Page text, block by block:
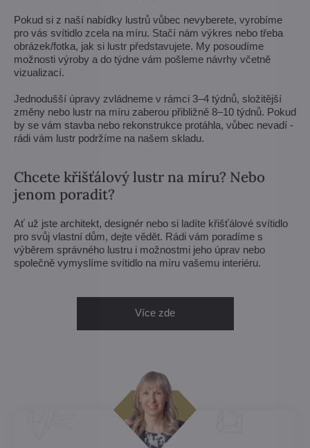
Pokud si z naší nabídky lustrů vůbec nevyberete, vyrobíme
pro vás svítidlo zcela na míru. Stačí nám výkres nebo třeba
obrázek/fotka, jak si lustr představujete. My posoudíme
možnosti výroby a do týdne vám pošleme návrhy včetně
vizualizací.
Jednodušší úpravy zvládneme v rámci 3–4 týdnů, složitější
změny nebo lustr na míru zaberou přibližně 8–10 týdnů. Pokud
by se vám stavba nebo rekonstrukce protáhla, vůbec nevadí -
rádi vám lustr podržíme na našem skladu.
Chcete křišťálový lustr na míru? Nebo
jenom poradit?
Ať už jste architekt, designér nebo si ladíte křišťálové svítidlo
pro svůj vlastní dům, dejte vědět. Rádi vám poradíme s
výběrem správného lustru i možnostmi jeho úprav nebo
společně vymyslíme svítidlo na míru vašemu interiéru.
Více zde